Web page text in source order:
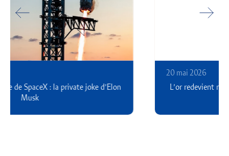
L’or redevient monnaie des monnaies — les leçons de la